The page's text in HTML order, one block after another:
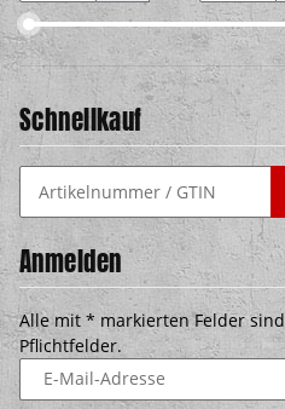
Schnellkauf
Anmelden
Alle mit * markierten Felder sind
Pflichtfelder.
E-Mail-Adresse